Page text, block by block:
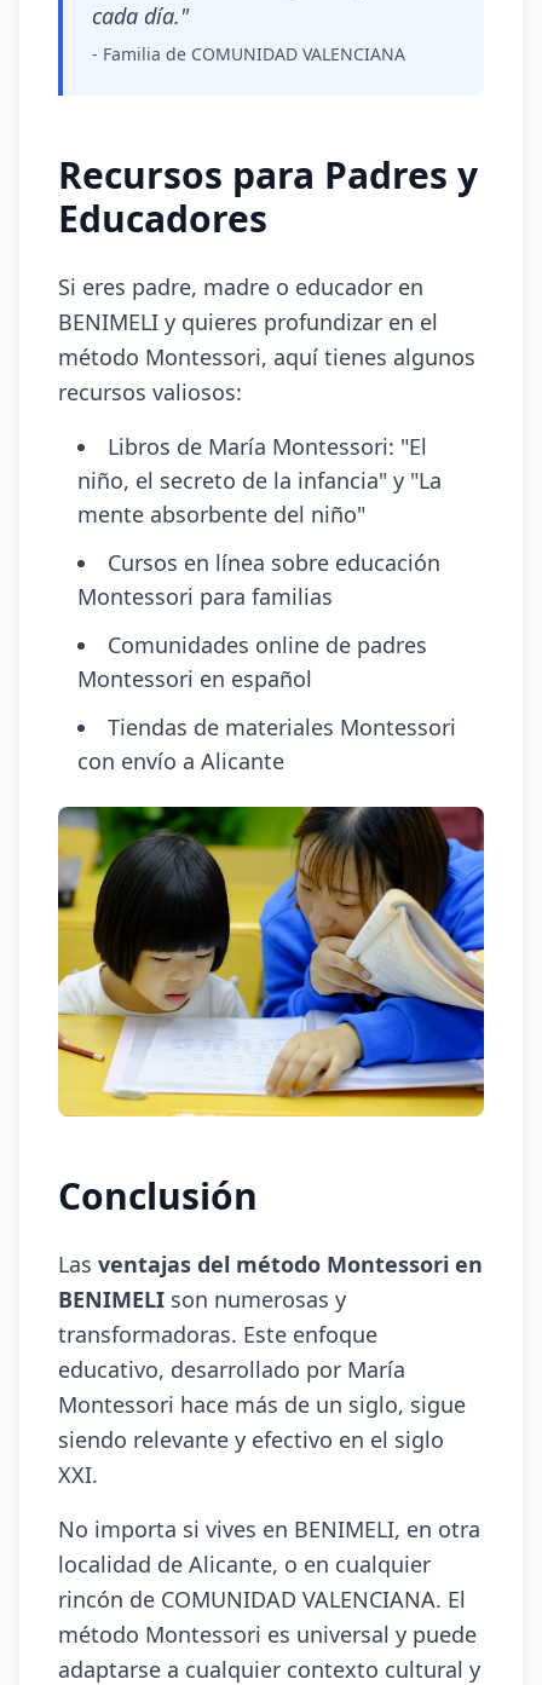
cada día."
- Familia de COMUNIDAD VALENCIANA
Recursos para Padres y
Educadores
Si eres padre, madre o educador en
BENIMELI y quieres profundizar en el
método Montessori, aquí tienes algunos
recursos valiosos:
Libros de María Montessori: "El
niño, el secreto de la infancia" y "La
mente absorbente del niño"
Cursos en línea sobre educación
Montessori para familias
Comunidades online de padres
Montessori en español
Tiendas de materiales Montessori
con envío a Alicante
Conclusión
Las ventajas del método Montessori en
BENIMELI son numerosas y
transformadoras. Este enfoque
educativo, desarrollado por María
Montessori hace más de un siglo, sigue
siendo relevante y efectivo en el siglo
XXI.
No importa si vives en BENIMELI, en otra
localidad de Alicante, o en cualquier
rincón de COMUNIDAD VALENCIANA. El
método Montessori es universal y puede
adaptarse a cualquier contexto cultural y